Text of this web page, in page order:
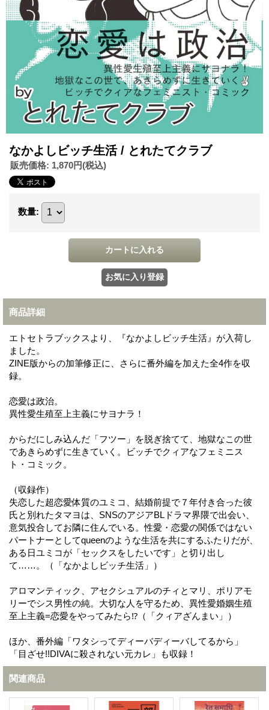
なかよしビッチ生活 / とれたてクラブ
販売価格: 1,870円(税込)
数量:
商品詳細
エトセトラブックスより、『なかよしビッチ生活』が入荷し
ました。
ZINE版からの加筆修正に、さらに番外編を加えた全4作を収
録。
恋愛は政治。
異性愛生殖至上主義にサヨナラ！
からだにしみ込んだ「フツー」を脱ぎ捨てて、地獄なこの世
であきらめずに生きていく。ビッチでクィアなフェミニス
ト・コミック。
（収録作）
失恋した超恋愛体質のユミコ、結婚前提で７年付き合った彼
氏と別れたタマヨは、SNSのアジアBLドラマ界隈で出会い、
意気投合してお隣に住んでいる。性愛・恋愛の関係ではない
パートナーとしてqueenのような生活を共にするふたりだが、
ある日ユミコが「セックスをしたいです」と切り出し
て……。（「なかよしビッチ生活」）
アロマンティック、アセクシュアルのチィとマリ、ポリアモ
リーでシス男性の純。大切な人を守るため、異性愛婚姻生殖
至上主義=恋愛をやってみたら⁉︎（「クィアざんまい」）
ほか、番外編「ワタシってディーバディーバしてるから」
「目ざせ!!DIVAに殺されない元カレ」も収録！
関連商品